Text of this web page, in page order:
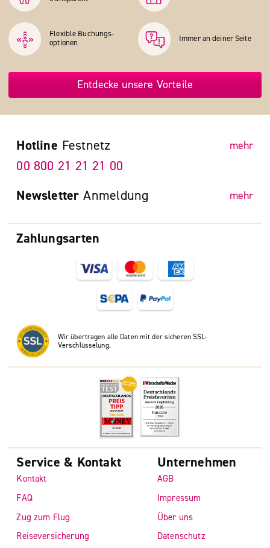
Flexible Buchungs­
optionen
Immer an deiner Seite
Entdecke unsere Vorteile
Zahlungsarten
Wir übertragen alle Daten mit der sicheren SSL-
Verschlüsselung.
Hotline Festnetz mehr
00 800 21 21 21 00
Newsletter Anmeldung mehr
Service & Kontakt
Kontakt
FAQ
Zug zum Flug
Reiseversicherung
Unternehmen
AGB
Impressum
Über uns
Datenschutz